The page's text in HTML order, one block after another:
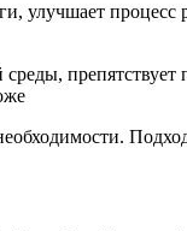
улучшает процесс